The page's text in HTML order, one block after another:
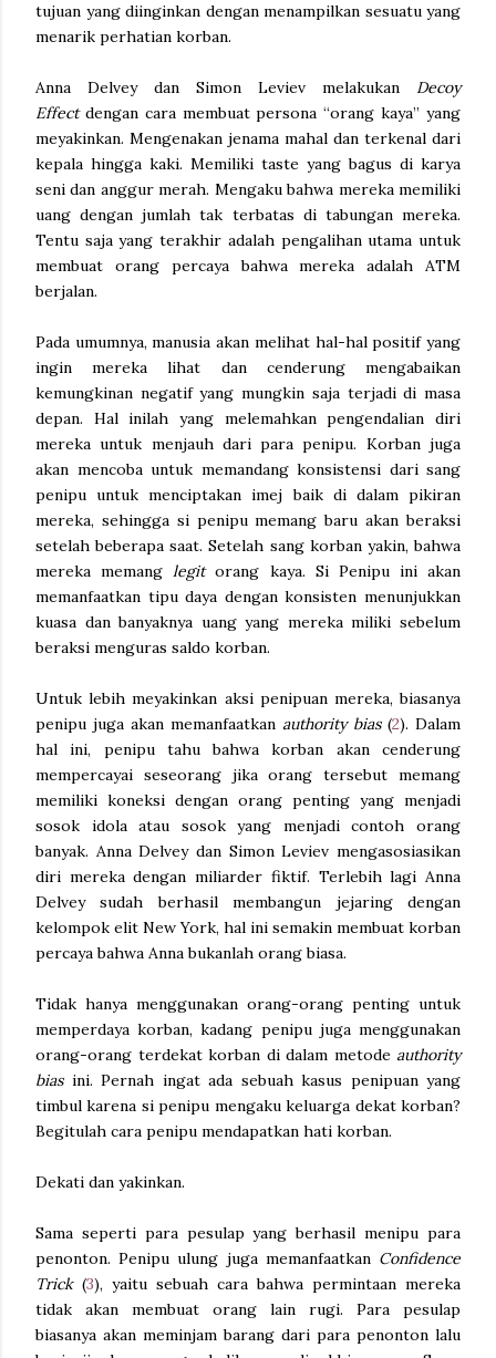
tujuan yang diinginkan dengan menampilkan sesuatu yang
menarik perhatian korban.
Anna Delvey dan Simon Leviev melakukan Decoy
Effectdengan cara membuat persona “orang kaya” yang
meyakinkan. Mengenakan jenama mahal dan terkenal dari
kepala hingga kaki. Memiliki taste yang bagus di karya
seni dan anggur merah. Mengaku bahwa mereka memiliki
uang dengan jumlah tak terbatas di tabungan mereka.
Tentu saja yang terakhir adalah pengalihan utama untuk
membuat orang percaya bahwa mereka adalah ATM
berjalan.
Pada umumnya, manusia akan melihat hal-hal positif yang
ingin mereka lihat dan cenderung mengabaikan
kemungkinan negatif yang mungkin saja terjadi di masa
depan. Hal inilah yang melemahkan pengendalian diri
mereka untuk menjauh dari para penipu. Korban juga
akan mencoba untuk memandang konsistensi dari sang
penipu untuk menciptakan imej baik di dalam pikiran
mereka, sehingga si penipu memang baru akan beraksi
setelah beberapa saat. Setelah sang korban yakin, bahwa
mereka memanglegitorang kaya. Si Penipu ini akan
memanfaatkan tipu daya dengan konsisten menunjukkan
kuasa dan banyaknya uang yang mereka miliki sebelum
beraksi menguras saldo korban.
Untuk lebih meyakinkan aksi penipuan mereka, biasanya
penipu juga akan memanfaatkan authority bias(2). Dalam
hal ini, penipu tahu bahwa korban akan cenderung
mempercayai seseorang jika orang tersebut memang
memiliki koneksi dengan orang penting yang menjadi
sosok idola atau sosok yang menjadi contoh orang
banyak. Anna Delvey dan Simon Leviev mengasosiasikan
diri mereka dengan miliarder fiktif. Terlebih lagi Anna
Delvey sudah berhasil membangun jejaring dengan
kelompok elit New York, hal ini semakin membuat korban
percaya bahwa Anna bukanlah orang biasa.
Tidak hanya menggunakan orang-orang penting untuk
memperdaya korban, kadang penipu juga menggunakan
orang-orang terdekat korban di dalam metode authority
biasini. Pernah ingat ada sebuah kasus penipuan yang
timbul karena si penipu mengaku keluarga dekat korban?
Begitulah cara penipu mendapatkan hati korban.
Dekati dan yakinkan.
Sama seperti para pesulap yang berhasil menipu para
penonton. Penipu ulung juga memanfaatkan Confidence
Trick(3), yaitu sebuah cara bahwa permintaan mereka
tidak akan membuat orang lain rugi. Para pesulap
biasanya akan meminjam barang dari para penonton lalu